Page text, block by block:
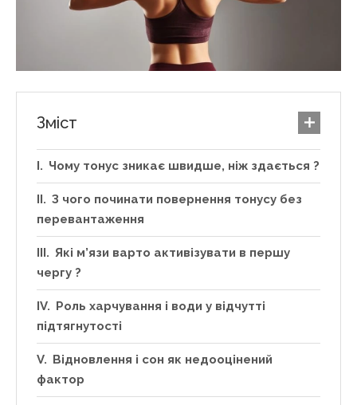
Зміст
Чому тонус зникає швидше, ніж здається ?
З чого починати повернення тонусу без
перевантаження
Які м’язи варто активізувати в першу
чергу ?
Роль харчування і води у відчутті
підтягнутості
Відновлення і сон як недооцінений
фактор